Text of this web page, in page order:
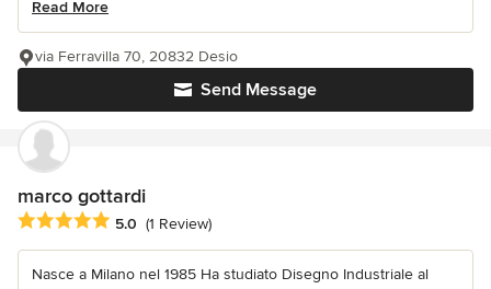
Read More
Send Message
via Ferravilla 70, 20832 Desio
marco gottardi
Average rating: 5 out of 5 stars
5.0 (1 Review)
Nasce a Milano nel 1985 Ha studiato Disegno Industriale al